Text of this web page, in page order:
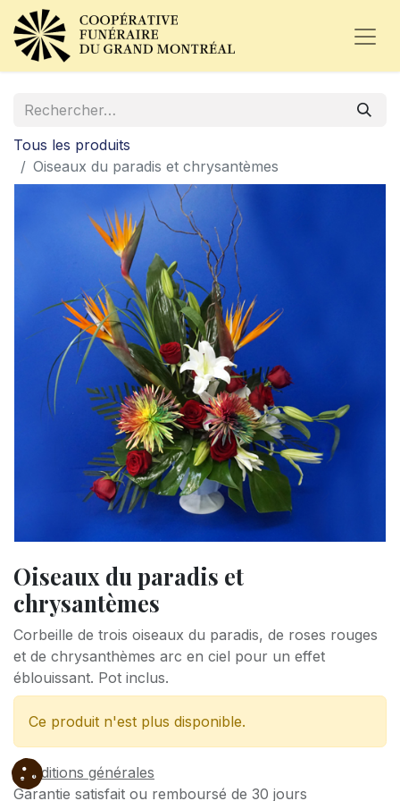
Tous les produits
Oiseaux du paradis et chrysantèmes
Oiseaux du paradis et
chrysantèmes
Corbeille de trois oiseaux du paradis, de roses rouges
et de chrysanthèmes arc en ciel pour un effet
éblouissant. Pot inclus.
Ce produit n'est plus disponible.
Conditions générales
Garantie satisfait ou remboursé de 30 jours